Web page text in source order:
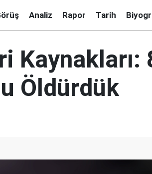
Analiz Rapor Tarih
Kaynakları:
Öldürdük